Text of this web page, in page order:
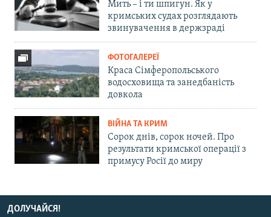
Мить – і ти шпигун. Як у
кримських судах розглядають
звинувачення в держзраді
ФОТОГАЛЕРЕЇ
Краса Сімферопольського
водосховища та занедбаність
довкола
ВІЙНА ТА КРИМ
Сорок днів, сорок ночей. Про
результати кримської операції з
примусу Росії до миру
ДОЛУЧАЙСЯ!